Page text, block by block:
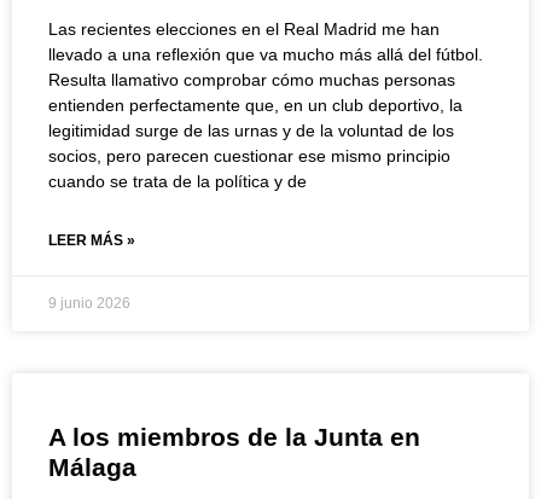
Las recientes elecciones en el Real Madrid me han
llevado a una reflexión que va mucho más allá del fútbol.
Resulta llamativo comprobar cómo muchas personas
entienden perfectamente que, en un club deportivo, la
legitimidad surge de las urnas y de la voluntad de los
socios, pero parecen cuestionar ese mismo principio
cuando se trata de la política y de
LEER MÁS »
9 junio 2026
A los miembros de la Junta en
Málaga